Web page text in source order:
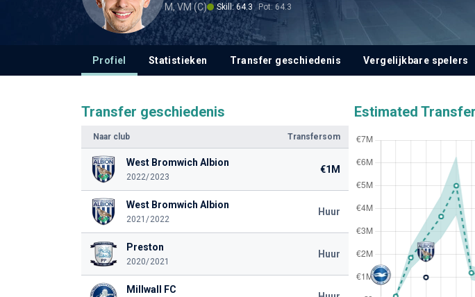
M, VM (C) Skill: 64.3 Pot: 64.3
Profiel Statistieken Transfer geschiedenis Vergelijkbare spelers
Transfer geschiedenis
Naar club Transfersom
West Bromwich Albion
2022/2023
€1M
West Bromwich Albion
2021/2022
Huur
Preston
2020/2021
Huur
Millwall FC
Estimated